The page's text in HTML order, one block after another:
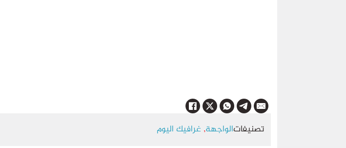
الواجهة, غرافيك اليوم تصنيفات